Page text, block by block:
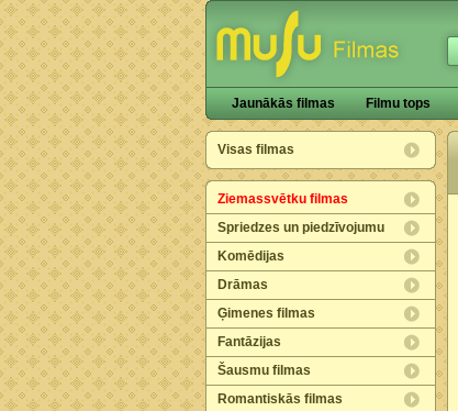
Jaunākās filmas Filmu tops
Visas filmas
Ziemassvētku filmas
Spriedzes un piedzīvojumu
Komēdijas
Drāmas
Ģimenes filmas
Fantāzijas
Šausmu filmas
Romantiskās filmas